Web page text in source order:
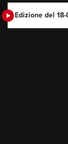
Edizione del